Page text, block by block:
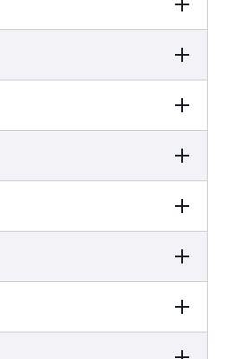
宽增大了 45%
384 GiB 的内存
和高达 60 Gbps 的 EBS 带宽
（专用硬件和轻量级管理程序的组
密（SME）的全天候运行内存加密
bfloat16
实例存储（GB）
2 仅限 EBS
实例存储（GB）
4 仅限 EBS
实例存储（GB）
8 仅限 EBS
实例存储（GB）
16 仅限 EBS
实例存储（GB）
32 仅限 EBS
实例存储（GB）
实例存储（GB）